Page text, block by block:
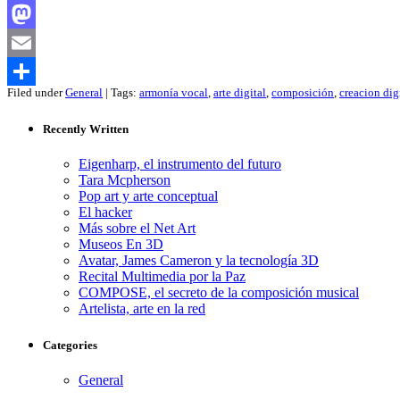
Facebook
Mastodon
Email
Compartir
Filed underGeneral | Tags: armonía vocal, arte digital, composición, creacion
Recently Written
Eigenharp, el instrumento del futuro
Tara Mcpherson
Pop art y arte conceptual
El hacker
Más sobre el Net Art
Museos En 3D
Avatar, James Cameron y la tecnología 3D
Recital Multimedia por la Paz
COMPOSE, el secreto de la composición musical
Artelista, arte en la red
Categories
General